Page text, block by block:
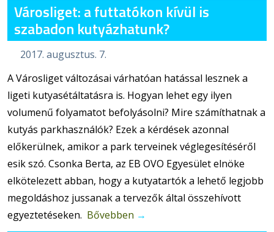
Városliget: a futtatókon kívül is
szabadon kutyázhatunk?
2017. augusztus. 7.
A Városliget változásai várhatóan hatással lesznek a
ligeti kutyasétáltatásra is. Hogyan lehet egy ilyen
volumenű folyamatot befolyásolni? Mire számíthatnak a
kutyás parkhasználók? Ezek a kérdések azonnal
előkerülnek, amikor a park terveinek véglegesítéséről
esik szó. Csonka Berta, az EB OVO Egyesület elnöke
elkötelezett abban, hogy a kutyatartók a lehető legjobb
megoldáshoz jussanak a tervezők által összehívott
egyeztetéseken. Bővebben →